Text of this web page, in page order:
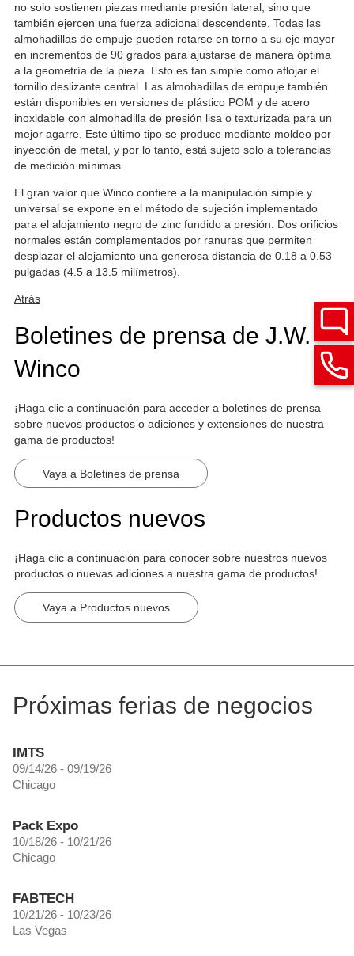
no solo sostienen piezas mediante presión lateral, sino que
también ejercen una fuerza adicional descendente. Todas las
almohadillas de empuje pueden rotarse en torno a su eje mayor
en incrementos de 90 grados para ajustarse de manera óptima
a la geometría de la pieza. Esto es tan simple como aflojar el
tornillo deslizante central. Las almohadillas de empuje también
están disponibles en versiones de plástico POM y de acero
inoxidable con almohadilla de presión lisa o texturizada para un
mejor agarre. Este último tipo se produce mediante moldeo por
inyección de metal, y por lo tanto, está sujeto solo a tolerancias
de medición mínimas.
El gran valor que Winco confiere a la manipulación simple y
universal se expone en el método de sujeción implementado
para el alojamiento negro de zinc fundido a presión. Dos orificios
normales están complementados por ranuras que permiten
desplazar el alojamiento una generosa distancia de 0.18 a 0.53
pulgadas (4.5 a 13.5 milímetros).
Atrás
Boletines de prensa de J.W.
Winco
¡Haga clic a continuación para acceder a boletines de prensa
sobre nuevos productos o adiciones y extensiones de nuestra
gama de productos!
Vaya a Boletines de prensa
Productos nuevos
¡Haga clic a continuación para conocer sobre nuestros nuevos
productos o nuevas adiciones a nuestra gama de productos!
Vaya a Productos nuevos
Próximas ferias de negocios
IMTS
09/14/26 - 09/19/26
Chicago
Pack Expo
10/18/26 - 10/21/26
Chicago
FABTECH
10/21/26 - 10/23/26
Las Vegas